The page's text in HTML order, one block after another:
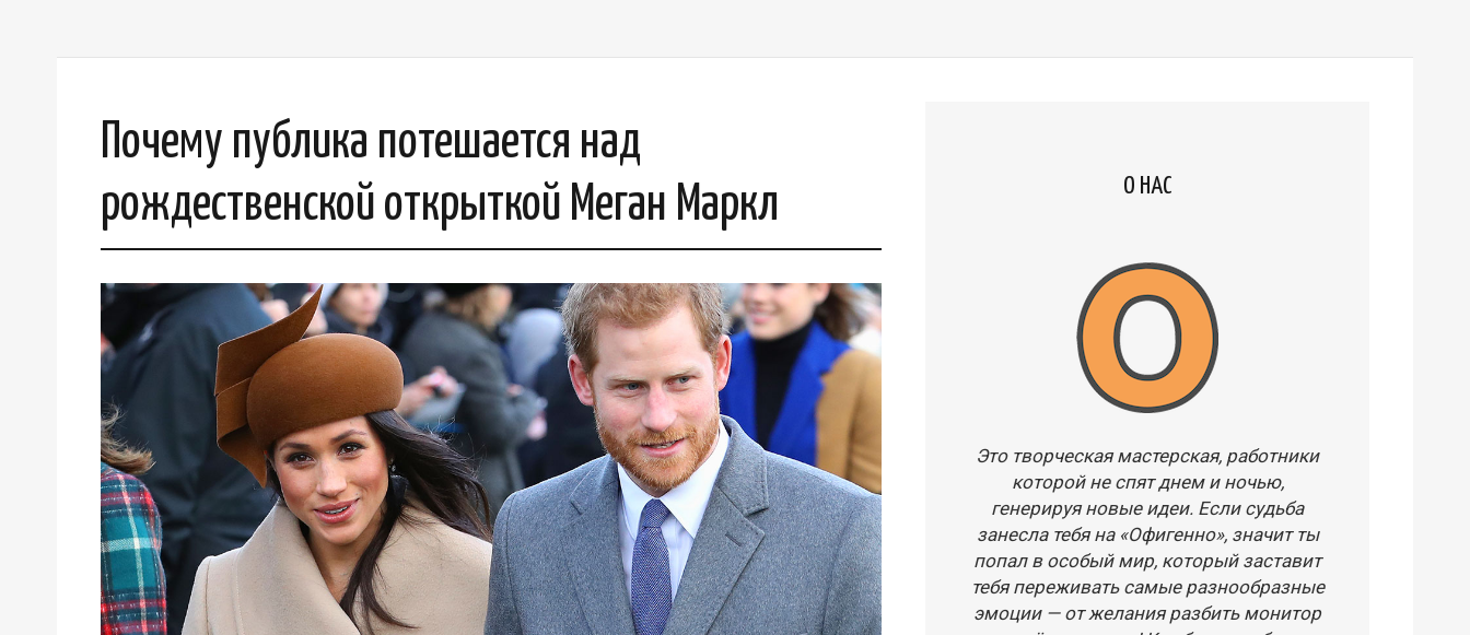
Почему публика потешается над
рождественской открыткой Меган Маркл
О НАС
Это творческая мастерская, работники
которой не спят днем и ночью,
генерируя новые идеи. Если судьба
занесла тебя на «Офигенно», значит ты
попал в особый мир, который заставит
тебя переживать самые разнообразные
эмоции — от желания разбить монитор